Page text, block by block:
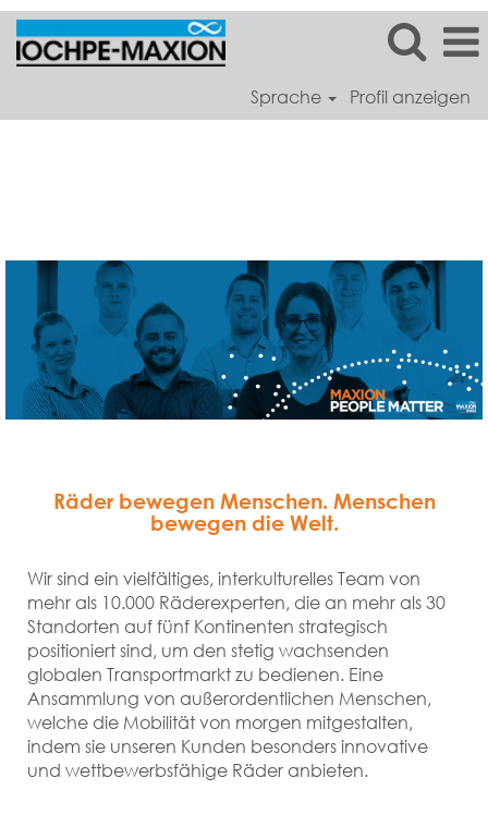
Sprache Profil anzeigen
Räder bewegen Menschen. Menschen
bewegen die Welt.
Wir sind ein vielfältiges, interkulturelles Team von
mehr als 10.000 Räderexperten, die an mehr als 30
Standorten auf fünf Kontinenten strategisch
positioniert sind, um den stetig wachsenden
globalen Transportmarkt zu bedienen. Eine
Ansammlung von außerordentlichen Menschen,
welche die Mobilität von morgen mitgestalten,
indem sie unseren Kunden besonders innovative
und wettbewerbsfähige Räder anbieten.